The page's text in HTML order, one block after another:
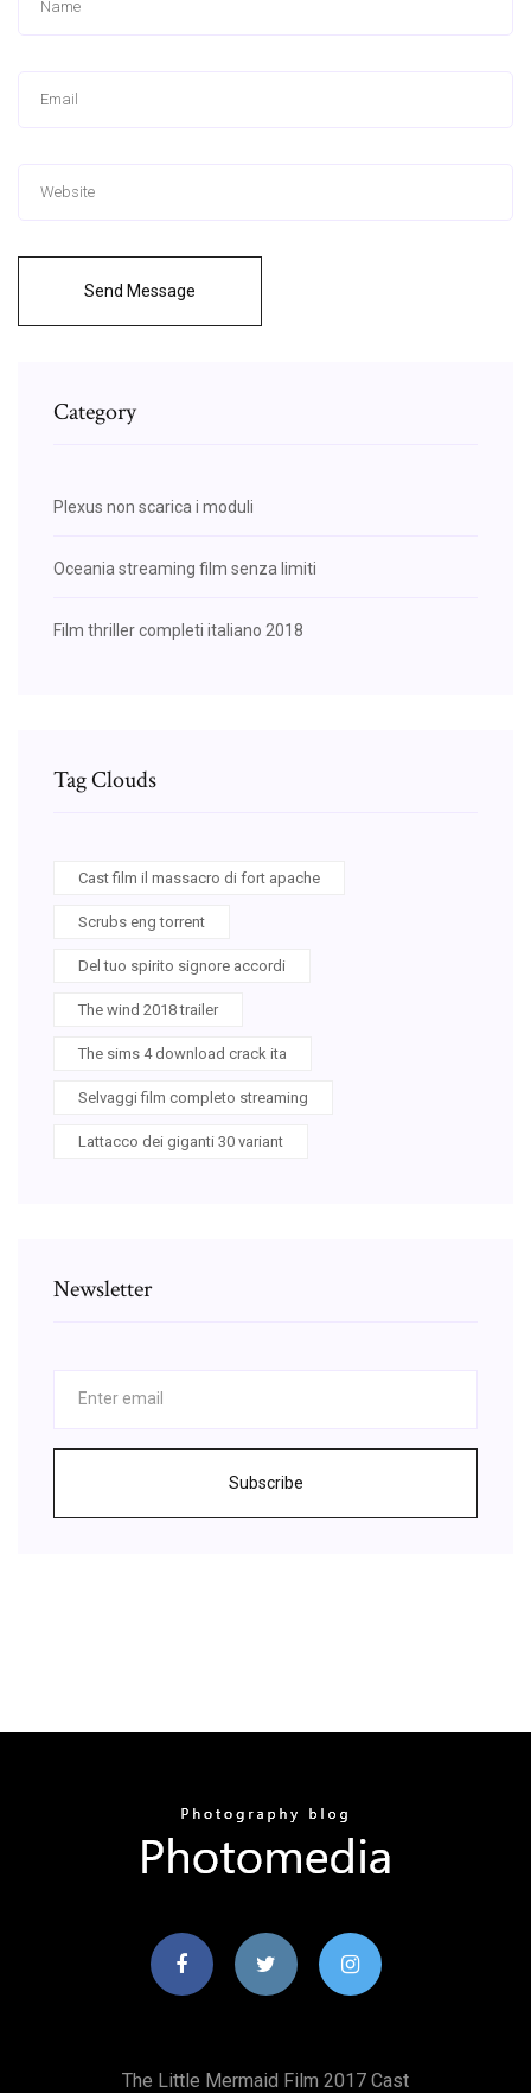
Send Message
Category
Plexus non scarica i moduli
Oceania streaming film senza limiti
Film thriller completi italiano 2018
Tag Clouds
Cast film il massacro di fort apache
Scrubs eng torrent
Del tuo spirito signore accordi
The wind 2018 trailer
The sims 4 download crack ita
Selvaggi film completo streaming
Lattacco dei giganti 30 variant
Newsletter
Subscribe
The Little Mermaid Film 2017 Cast